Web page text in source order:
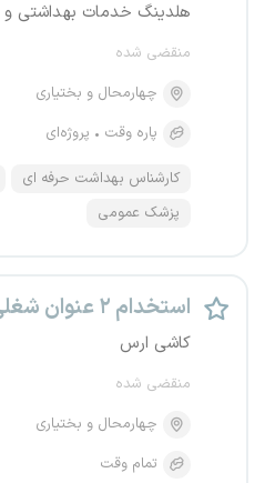
هلدینگ خدمات بهداشتی و
منقضی شده
چهارمحال و بختیاری
پاره وقت
پروژه‌ای
کارشناس بهداشت حرفه ای
پزشک عمومی
استخدام ۲ عنوان شغلی
کاشی ارس
منقضی شده
چهارمحال و بختیاری
تمام وقت